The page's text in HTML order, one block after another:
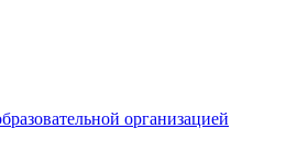
организацией